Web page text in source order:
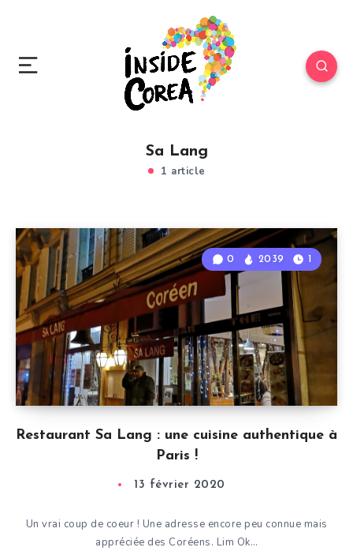
Sa Lang
1 article
Restaurant Sa Lang : une cuisine authentique à
Paris !
0 2039 1
13 février 2020
Un vrai coup de coeur ! Une adresse encore peu connue mais
appréciée des Coréens. Lim Ok…